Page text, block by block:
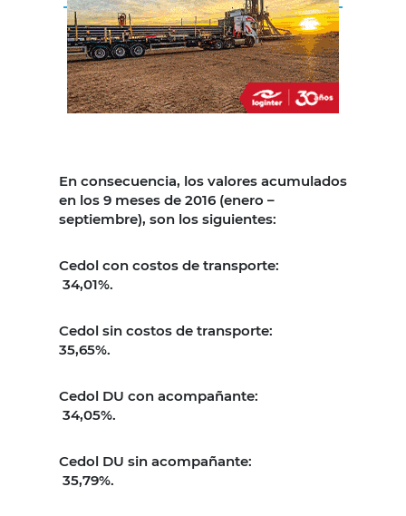
En consecuencia, los valores acumulados
en los 9 meses de 2016 (enero –
septiembre), son los siguientes:
Cedol con costos de transporte:
34,01%.
Cedol sin costos de transporte:
35,65%.
Cedol DU con acompañante:
34,05%.
Cedol DU sin acompañante:
35,79%.